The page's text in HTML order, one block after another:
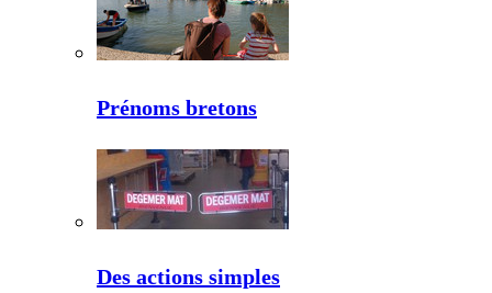
Prénoms bretons
Des actions simples